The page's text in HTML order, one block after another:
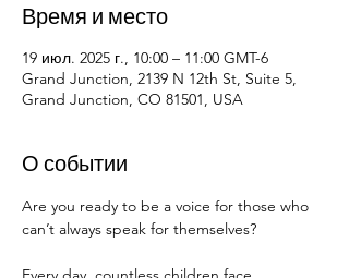
Время и место
19 июл. 2025 г., 10:00 – 11:00 GMT-6
Grand Junction, 2139 N 12th St, Suite 5,
Grand Junction, CO 81501, USA
О событии
Are you ready to be a voice for those who
can’t always speak for themselves?